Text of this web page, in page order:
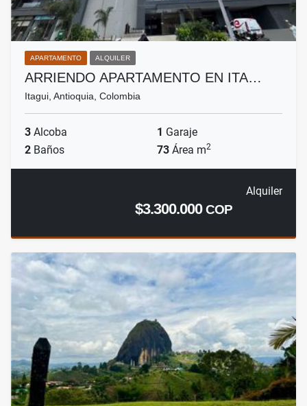
APARTAMENTO ALQUILER
ARRIENDO APARTAMENTO EN ITA…
Itagui, Antioquia, Colombia
3 Alcoba 1 Garaje
2 Baños 73 Área m2
Alquiler
$3.300.000COP